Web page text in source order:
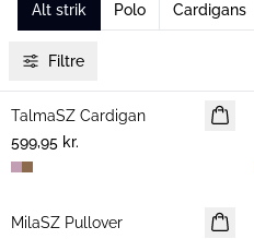
Alt strik Polo Cardigans
Filtre
NYHED
TalmaSZ Cardigan
599,95 kr.
NYHED
MilaSZ Pullover